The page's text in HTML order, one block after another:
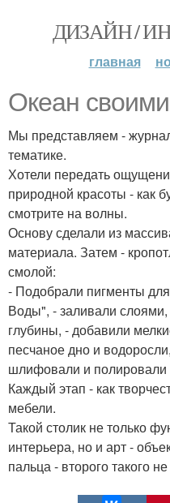
ДИЗАЙН /
главная
Океан
Мы представляем -
тематике.
Хотели передать
природной красоты - как
смотрите на волны.
Основу сделали из
материала. Затем -
смолой:
- Подобрали пигменты
Воды", - заливали
глубины, - добавили
песчаное дно и
шлифовали и полировали
Каждый этап - как
мебели.
Такой столик не только
интерьера, но и арт -
пальца - второго такого не